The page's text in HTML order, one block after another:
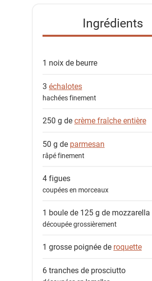
Ingrédients
1 noix de beurre
3 échalotes
hachées finement
250 g decrème fraîche entière
50 g de parmesan
râpé finement
4figues
coupées en morceaux
1 boule de 125 g de
découpée grossièrement
1 grosse poignée de roquette
6 tranches de prosciutto